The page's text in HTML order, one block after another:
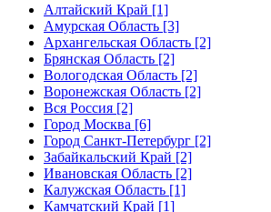
Алтайский Край [1]
Амурская Область [3]
Архангельская Область [2]
Брянская Область [2]
Вологодская Область [2]
Воронежская Область [2]
Вся Россия [2]
Город Москва [6]
Город Санкт-Петербург [2]
Забайкальский Край [2]
Ивановская Область [2]
Калужская Область [1]
Камчатский Край [1]